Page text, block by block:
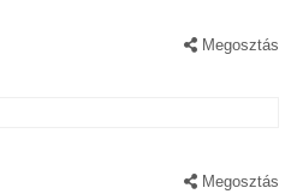
Megosztás
Megosztás